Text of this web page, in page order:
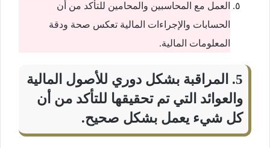
العمل مع المحاسبين والمحامين للتأكد من أن
الحسابات والإجراءات المالية تعكس صحة ودقة
المعلومات المالية.
5. المراقبة بشكل دوري للأصول المالية
والعوائد التي تم تحقيقها للتأكد من أن
كل شيء يعمل بشكل صحيح.